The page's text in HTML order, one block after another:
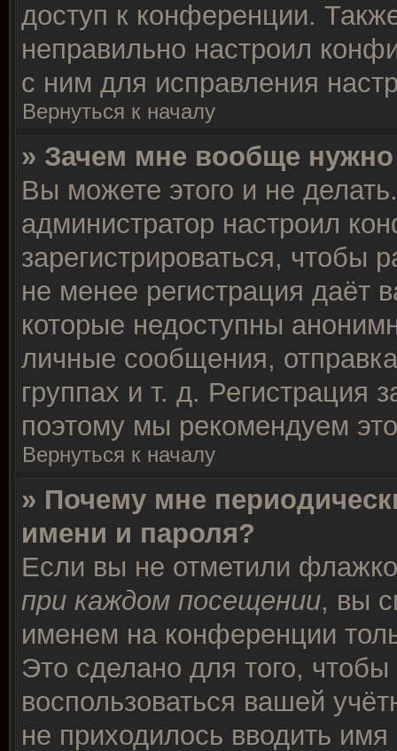
доступ к конференции.
неправильно настроил
с ним для исправления
Вернуться к началу
» Зачем мне вообще нужно
Вы можете этого и не
администратор настроил
зарегистрироваться, чтобы
не менее регистрация даёт
которые недоступны
личные сообщения,
группах и т. д. Регистрация
поэтому мы рекомендуем
Вернуться к началу
» Почему мне
имени и пароля?
Если вы не отметили
при каждом посещении, вы
именем на конференции
Это сделано для того, чтобы
воспользоваться вашей
не приходилось вводить